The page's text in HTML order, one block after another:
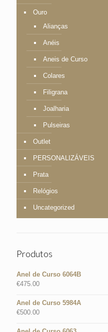
Ouro
Alianças
Anéis
Aneis de Curso
Colares
Filigrana
Joalharia
Pulseiras
Outlet
PERSONALIZÁVEIS
Prata
Relógios
Uncategorized
Produtos
Anel de Curso 6064B
€475.00
Anel de Curso 5984A
€500.00